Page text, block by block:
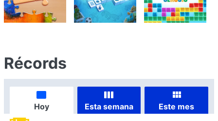
Récords
Hoy Esta semana Este mes